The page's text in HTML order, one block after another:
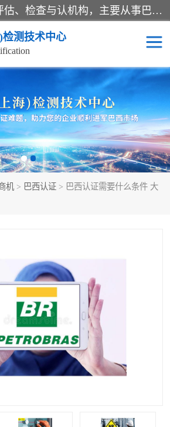
*是一家的测试、评估、检查与认机构，主要从事巴西NR10认证、NR12认证、NR13认证；ANATEL认证、INMTRO认证，欧盟CE认证：MD认证，PED认证，MID认证，ATEX认证，德国蓝色天使认证。
测技术中心
机 > 巴西认证 > 巴西认证需要什么条件 大
NR10认证
NR13认证
巴西NR认证
RETIE认证